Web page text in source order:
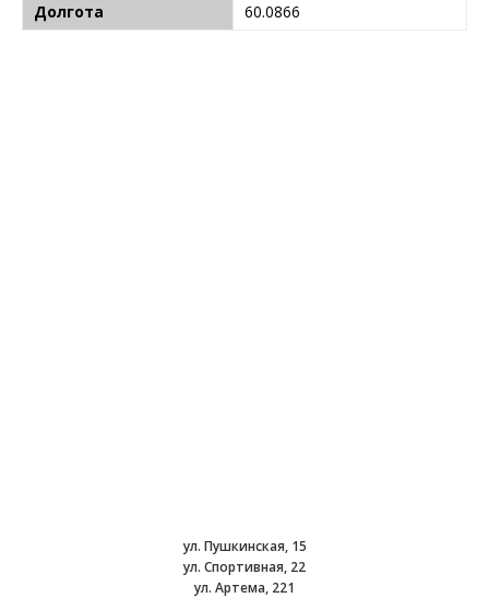
Долгота
60.0866
ул. Пушкинская, 15
ул. Спортивная, 22
ул. Артема, 221